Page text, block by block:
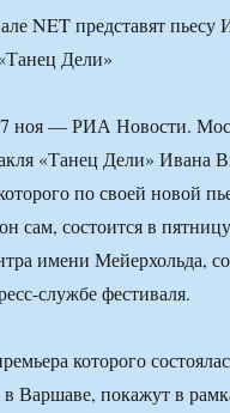
— РИА Новости.
«Танец Дели» Ивана
по своей новой
сам, состоится в
имени Мейерхольда,
службе фестиваля.
которого
Варшаве, покажут в